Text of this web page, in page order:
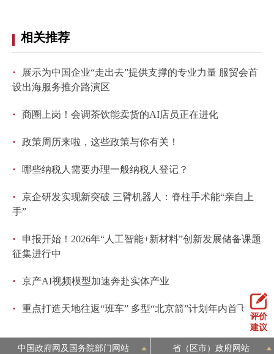
相关推荐
·
展示为中国企业“走出去”提供支撑的专业力量 服贸会首
设出海服务推介路演区
· 商圈上岗！会调茶饮能卖货的AI店员正在进化
· 政策周历来啦，这些政策与你有关！
· 哪些纳税人需要办理一般纳税人登记？
·
京企研发实现新突破 三臂机器人：脊柱手术能“亲自上
手”
·
申报开始！2026年“人工智能+新材料”创新发展储备课题
征集进行中
· 京产AI视频模型加速奔赴实体产业
· 重点打造天地往返“班车” 多型“北京箭”计划年内首飞
评价
建议
中国政府网及国务院部门网站 省（区市）政府网站